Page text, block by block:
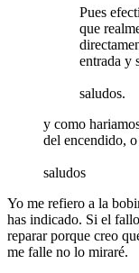
Pues
que
entrada y
saludos.
y como
del encendido,
saludos
Yo me refiero a la
has indicado. Si el
reparar porque creo
me falle no lo miraré.